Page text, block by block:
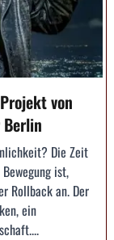
von
Die Zeit
ist,
Rollback an. Der
ein